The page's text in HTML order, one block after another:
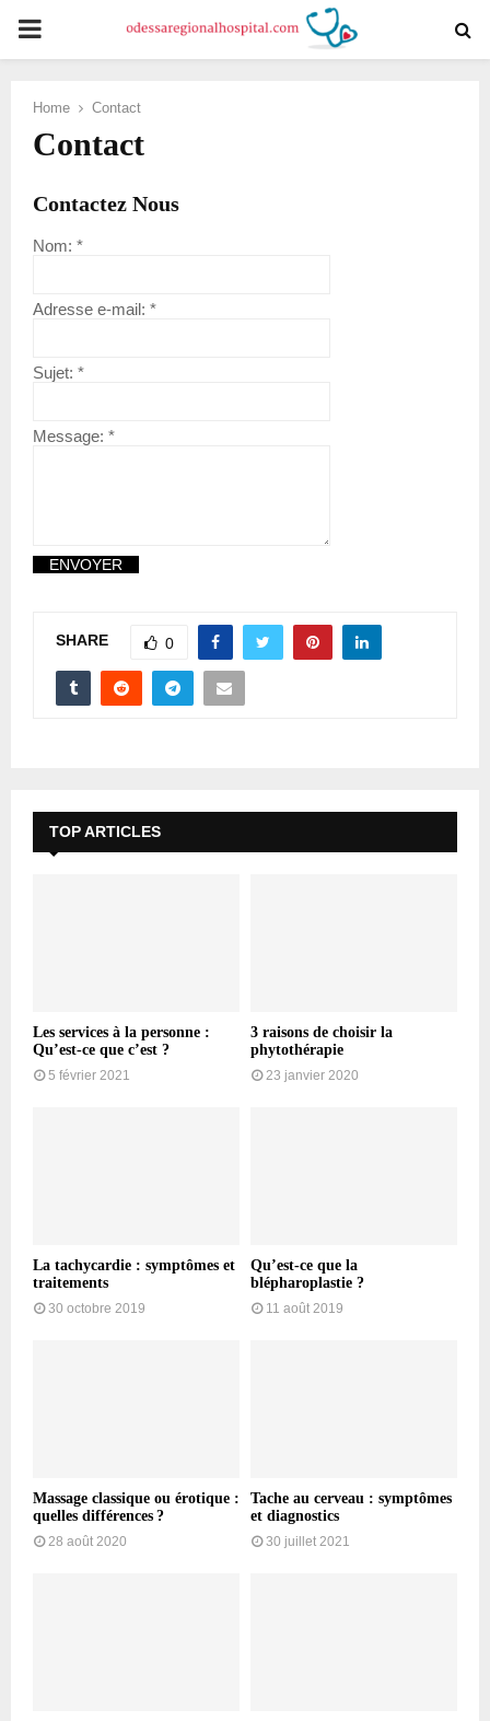
PRIMARY
Home Contact
Contact
Contactez Nous
Nom: *
Adresse e-mail: *
Sujet: *
Message: *
SHARE 0
TOP ARTICLES
Les services à la personne :
Qu’est-ce que c’est ?
5 février 2021
3 raisons de choisir la
phytothérapie
23 janvier 2020
La tachycardie : symptômes et
traitements
30 octobre 2019
Qu’est-ce que la
blépharoplastie ?
11 août 2019
Massage classique ou érotique :
quelles différences ?
28 août 2020
Tache au cerveau : symptômes
et diagnostics
30 juillet 2021